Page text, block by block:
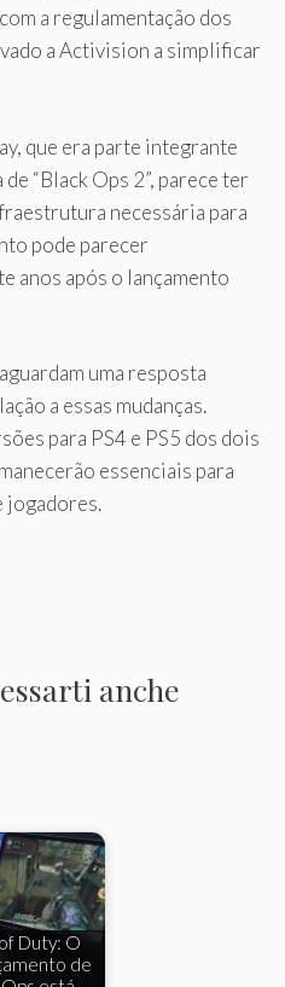
a regulamentação dos
a Activision a simplificar
que era parte integrante
“Black Ops 2”, parece ter
necessária para
pode parecer
anos após o lançamento
uma resposta
a essas mudanças.
para PS4 e PS5 dos dois
essenciais para
jogadores.
anche
Duty: O
de